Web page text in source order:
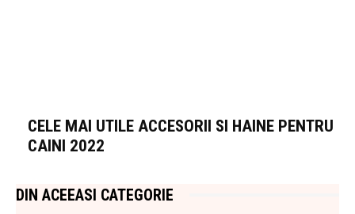
CELE MAI UTILE ACCESORII SI HAINE PENTRU
CAINI 2022
DIN ACEEASI CATEGORIE